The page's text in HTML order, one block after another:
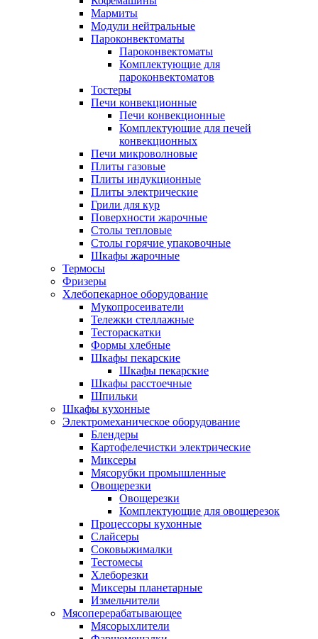
Мармиты
Модули нейтральные
Пароконвектоматы
Пароконвектоматы
Комплектующие для
пароконвектоматов
Тостеры
Печи конвекционные
Печи конвекционные
Комплектующие для печей
конвекционных
Печи микроволновые
Плиты газовые
Плиты индукционные
Плиты электрические
Грили для кур
Поверхности жарочные
Столы тепловые
Столы горячие упаковочные
Шкафы жарочные
Термосы
Фризеры
Хлебопекарное оборудование
Мукопросеиватели
Тележки стеллажные
Тестораскатки
Формы хлебные
Шкафы пекарские
Шкафы пекарские
Шкафы расстоечные
Шпильки
Шкафы кухонные
Электромеханическое оборудование
Блендеры
Картофелечистки электрические
Миксеры
Мясорубки промышленные
Овощерезки
Овощерезки
Комплектующие для овощерезок
Процессоры кухонные
Слайсеры
Соковыжималки
Тестомесы
Хлеборезки
Миксеры планетарные
Измельчители
Мясоперерабатывающее
Мясорыхлители